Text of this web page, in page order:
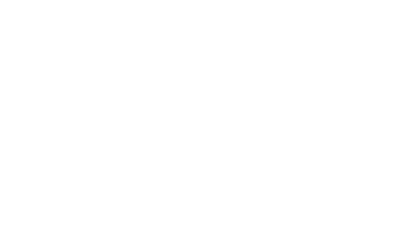
Los episodios del
con el nombre Salud 2.0